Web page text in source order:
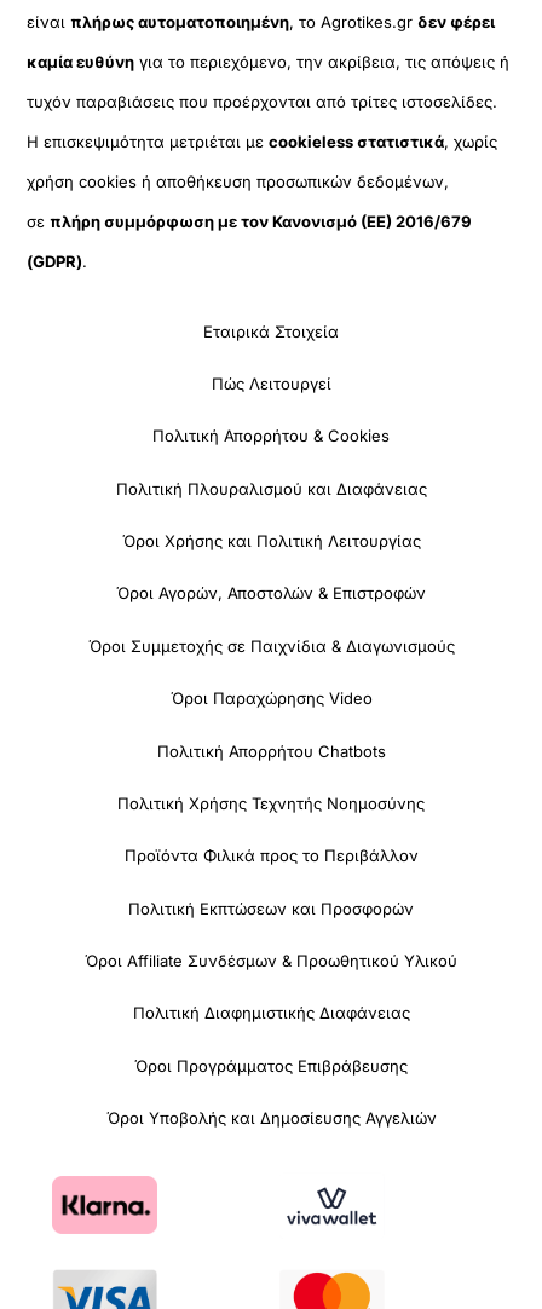
είναιπλήρως αυτοματοποιημένη, το Agrotikes.gr δεν φέρει
καμία ευθύνη για το περιεχόμενο, την ακρίβεια, τις απόψεις ή
τυχόν παραβιάσεις που προέρχονται από τρίτες ιστοσελίδες.
Η επισκεψιμότητα μετριέται μεcookieless στατιστικά, χωρίς
χρήση cookies ή αποθήκευση προσωπικών δεδομένων,
σεπλήρη συμμόρφωση με τον Κανονισμό (ΕΕ) 2016/679
(GDPR).
Εταιρικά Στοιχεία
Πώς Λειτουργεί
Πολιτική Απορρήτου & Cookies
Πολιτική Πλουραλισμού και Διαφάνειας
Όροι Χρήσης και Πολιτική Λειτουργίας
Όροι Αγορών, Αποστολών & Επιστροφών
Όροι Συμμετοχής σε Παιχνίδια & Διαγωνισμούς
Όροι Παραχώρησης Video
Πολιτική Απορρήτου Chatbots
Πολιτική Χρήσης Τεχνητής Νοημοσύνης
Προϊόντα Φιλικά προς το Περιβάλλον
Πολιτική Εκπτώσεων και Προσφορών
Όροι Affiliate Συνδέσμων & Προωθητικού Υλικού
Πολιτική Διαφημιστικής Διαφάνειας
Όροι Προγράμματος Επιβράβευσης
Όροι Υποβολής και Δημοσίευσης Αγγελιών